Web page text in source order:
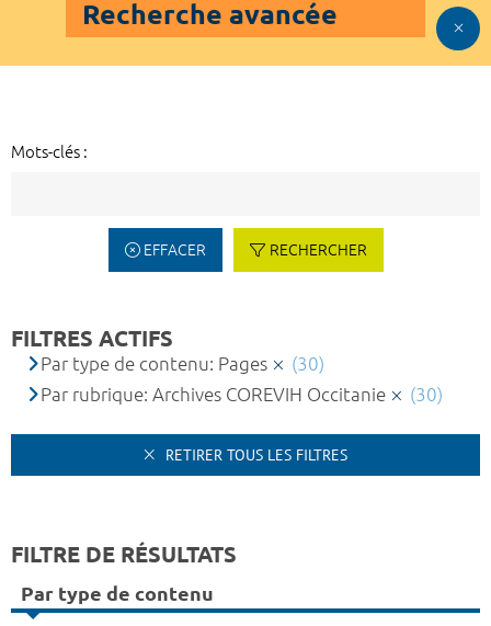
Recherche avancée
Mots-clés :
EFFACER RECHERCHER
FILTRES ACTIFS
Par type de contenu: Pages
(30)
Par rubrique: Archives COREVIH Occitanie
(30)
RETIRER TOUS LES FILTRES
FILTRE DE RÉSULTATS
Par type de contenu